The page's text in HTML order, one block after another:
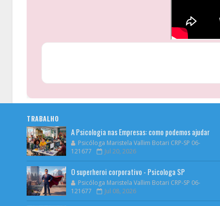
TRABALHO
A Psicologia nas Empresas: como podemos ajudar
Psicóloga Maristela Vallim Botari CRP-SP 06-
121677
Jul 20, 2026
O superheroi corporativo - Psicologa SP
Psicóloga Maristela Vallim Botari CRP-SP 06-
121677
Jul 08, 2026